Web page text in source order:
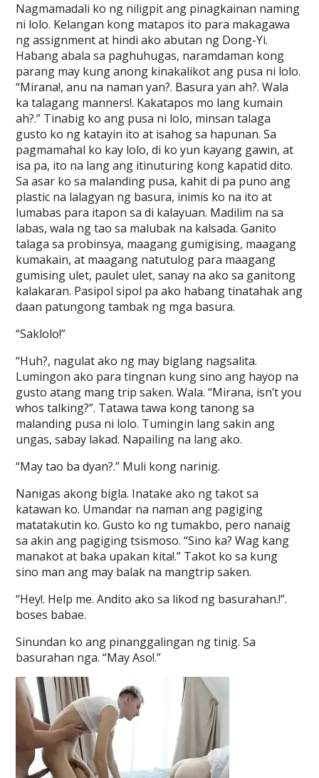
Nagmamadali ko ng niligpit ang pinagkainan naming
ni lolo. Kelangan kong matapos ito para makagawa
ng assignment at hindi ako abutan ng Dong-Yi.
Habang abala sa paghuhugas, naramdaman kong
parang may kung anong kinakalikot ang pusa ni lolo.
“Mirana!, anu na naman yan?. Basura yan ah?. Wala
ka talagang manners!. Kakatapos mo lang kumain
ah?.” Tinabig ko ang pusa ni lolo, minsan talaga
gusto ko ng katayin ito at isahog sa hapunan. Sa
pagmamahal ko kay lolo, di ko yun kayang gawin, at
isa pa, ito na lang ang itinuturing kong kapatid dito.
Sa asar ko sa malanding pusa, kahit di pa puno ang
plastic na lalagyan ng basura, inimis ko na ito at
lumabas para itapon sa di kalayuan. Madilim na sa
labas, wala ng tao sa malubak na kalsada. Ganito
talaga sa probinsya, maagang gumigising, maagang
kumakain, at maagang natutulog para maagang
gumising ulet, paulet ulet, sanay na ako sa ganitong
kalakaran. Pasipol sipol pa ako habang tinatahak ang
daan patungong tambak ng mga basura.
“Saklolo!”
“Huh?, nagulat ako ng may biglang nagsalita.
Lumingon ako para tingnan kung sino ang hayop na
gusto atang mang trip saken. Wala. “Mirana, isn’t you
whos talking?”. Tatawa tawa kong tanong sa
malanding pusa ni lolo. Tumingin lang sakin ang
ungas, sabay lakad. Napailing na lang ako.
“May tao ba dyan?.” Muli kong narinig.
Nanigas akong bigla. Inatake ako ng takot sa
katawan ko. Umandar na naman ang pagiging
matatakutin ko. Gusto ko ng tumakbo, pero nanaig
sa akin ang pagiging tsismoso. “Sino ka? Wag kang
manakot at baka upakan kita!.” Takot ko sa kung
sino man ang may balak na mangtrip saken.
“Hey!. Help me. Andito ako sa likod ng basurahan.!”.
boses babae.
Sinundan ko ang pinanggalingan ng tinig. Sa
basurahan nga. “May Aso!.”